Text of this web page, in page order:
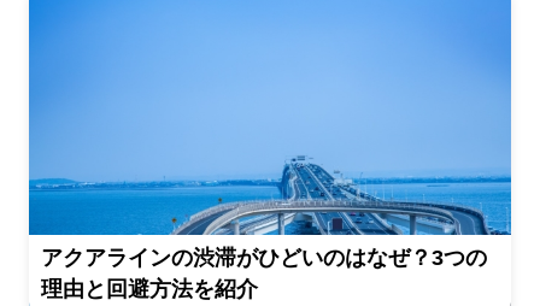
アクアラインの渋滞がひどいのはなぜ？3つの
理由と回避方法を紹介